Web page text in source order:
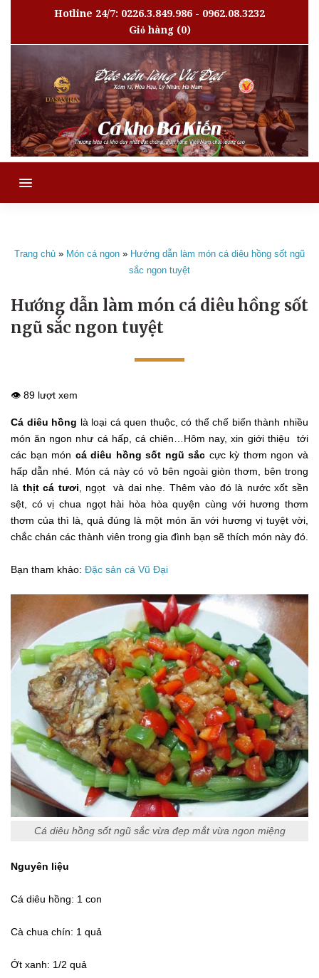
Hotline 24/7: 0226.3.849.986 - 0962.08.3232
Giỏ hàng(0)
MENU
Trang chủ » Món cá ngon » Hướng dẫn làm món cá diêu hồng sốt ngũ
sắc ngon tuyệt
Hướng dẫn làm món cá diêu hồng sốt
ngũ sắc ngon tuyệt
👁️ 89 lượt xem
Cá diêu hồng là loại cá quen thuộc, có thể chế biến thành nhiều
món ăn ngon như cá hấp, cá chiên…Hôm nay, xin giới thiệu tới
các bạn món cá diêu hồng sốt ngũ sắc cực kỳ thơm ngon và
hấp dẫn nhé. Món cá này có vỏ bên ngoài giòn thơm, bên trong
là thịt cá tươi , ngọt và dai nhẹ. Thêm vào đó là nước xốt sền
sệt, có vị chua ngọt hài hòa hòa quyện cùng với hương thơm
thơm của thì là, quả đúng là một món ăn với hương vị tuyệt vời,
chắc chán các thành viên trong gia đình bạn sẽ thích món này đó.
Bạn tham khảo: Đặc sản cá Vũ Đại
Cá diêu hồng sốt ngũ sắc vừa đẹp mắt vừa ngon miệng
Nguyên liệu
Cá diêu hồng: 1 con
Cà chua chín: 1 quả
Ớt xanh: 1/2 quả